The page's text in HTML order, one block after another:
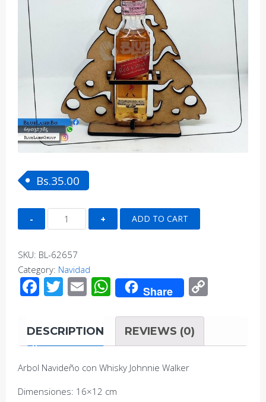
Bs.35.00
Arbol
Navideño
Whisky
Johnnie
Walker
ADD TO CART
SKU: BL-62657
Category: Navidad
Facebook
Twitter
EmailWhatsApp
Share
DESCRIPTION REVIEWS (0)
Arbol Navideño con Whisky Johnnie Walker
Dimensiones: 16×12 cm